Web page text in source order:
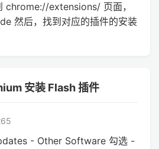
chrome://extensions/ 页面，
然后，找到对应的插件的安装
安装 Flash 插件
- Other Software 勾选 -